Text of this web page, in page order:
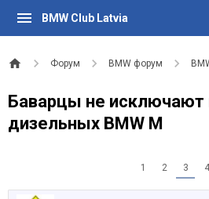
BMW Club Latvia
Форум BMW форум
Баварцы не исключают
дизельных BMW M
1 2 3 4